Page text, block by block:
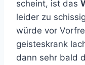
scheint, ist das
leider zu
würde vor
geisteskrank
dann sehr bald